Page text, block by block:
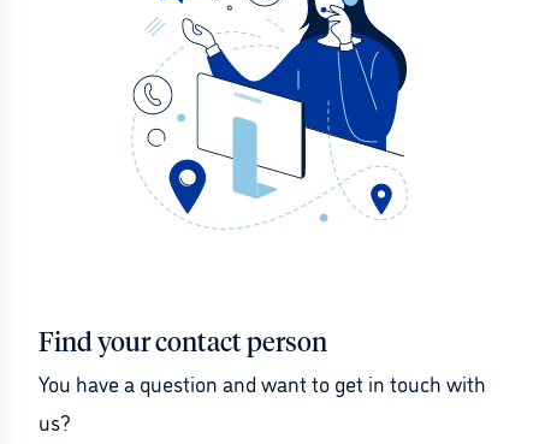
Find your contact person
You have a question and want to get in touch with
us?